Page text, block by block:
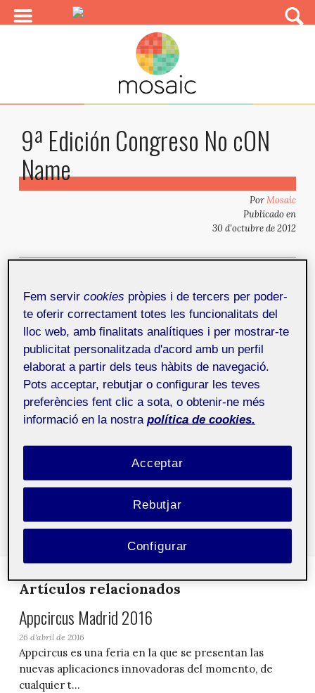
9ª Edición Congreso No cON
Name
PorMosaic
Publicado en
30 d'octubre de 2012
Artículos relacionados Compartir
2 y 3 de noviembre de 2012
CosmoCaixa, Barcelona
http://noconname.org/
Etiquetas: agenda
Comparte este artículo
Artículos relacionados
Appcircus Madrid 2016
26 d'abril de 2016
Appcircus es una feria en la que se presentan las
nuevas aplicaciones innovadoras del momento, de
cualquier t...
Fem servircookies pròpies i de tercers per poder-
te oferir correctament totes les funcionalitats del
lloc web, amb finalitats analítiques i per mostrar-te
publicitat personalitzada d'acord amb un perfil
elaborat a partir dels teus hàbits de navegació.
Pots acceptar, rebutjar o configurar les teves
preferències fent clic a sota, o obtenir-ne més
informació en la nostra política de cookies.
Rebutjar
Acceptar
Configurar